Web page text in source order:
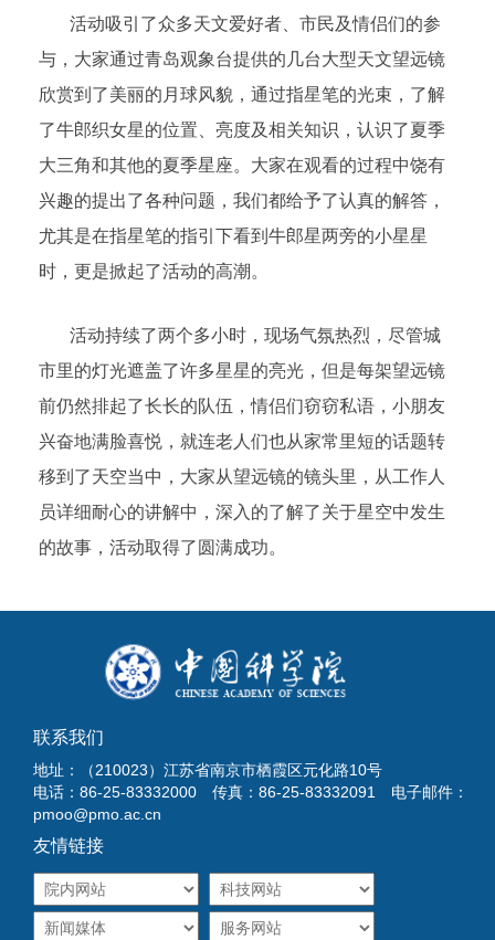
活动吸引了众多天文爱好者、市民及情侣们的参
与，大家通过青岛观象台提供的几台大型天文望远镜
欣赏到了美丽的月球风貌，通过指星笔的光束，了解
了牛郎织女星的位置、亮度及相关知识，认识了夏季
大三角和其他的夏季星座。大家在观看的过程中饶有
兴趣的提出了各种问题，我们都给予了认真的解答，
尤其是在指星笔的指引下看到牛郎星两旁的小星星
时，更是掀起了活动的高潮。
活动持续了两个多小时，现场气氛热烈，尽管城
市里的灯光遮盖了许多星星的亮光，但是每架望远镜
前仍然排起了长长的队伍，情侣们窃窃私语，小朋友
兴奋地满脸喜悦，就连老人们也从家常里短的话题转
移到了天空当中，大家从望远镜的镜头里，从工作人
员详细耐心的讲解中，深入的了解了关于星空中发生
的故事，活动取得了圆满成功。
联系我们
地址：（210023）江苏省南京市栖霞区元化路10号
电话：86-25-83332000 传真：86-25-83332091 电子邮件：
pmoo@pmo.ac.cn
友情链接